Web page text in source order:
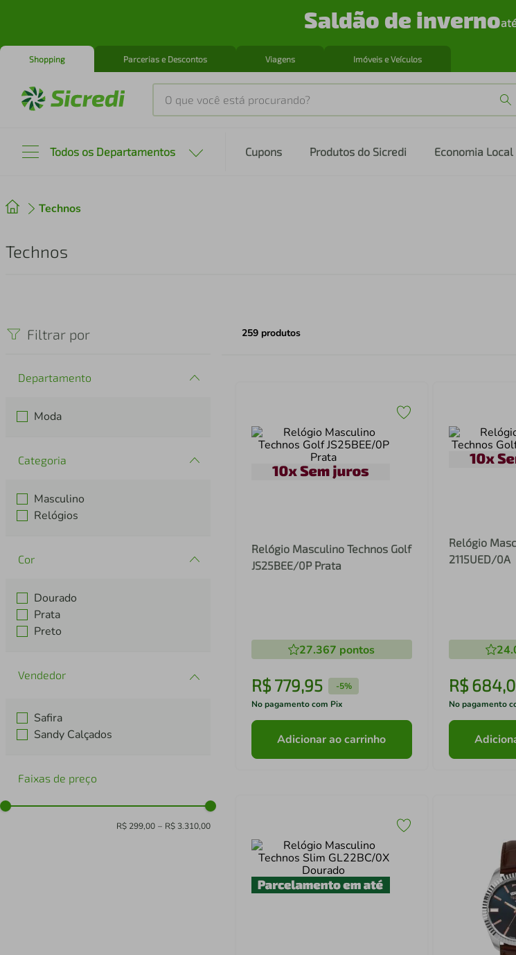
Saldão de inverno
Shopping Parcerias e Descontos Viagens Imóveis e Veículos
O que você está procurando?
Todos os Departamentos Cupons Produtos do Sicredi Economia Local
Technos
Technos
Filtrar por
Departamento
Moda
Categoria
Masculino
Relógios
Cor
Dourado
Prata
Preto
Safira
Sandy Calçados
Faixas de preço
R$ 299,00 – R$ 3.310,00
259 produtos
Relógio Masculino Technos Golf
JS25BEE/0P Prata
27.367 pontos
R$ 779,95 -5%
No pagamento com Pix
Adicionar ao carrinho
Relógio
2115UED/0A
R$ 684,
No pagamento